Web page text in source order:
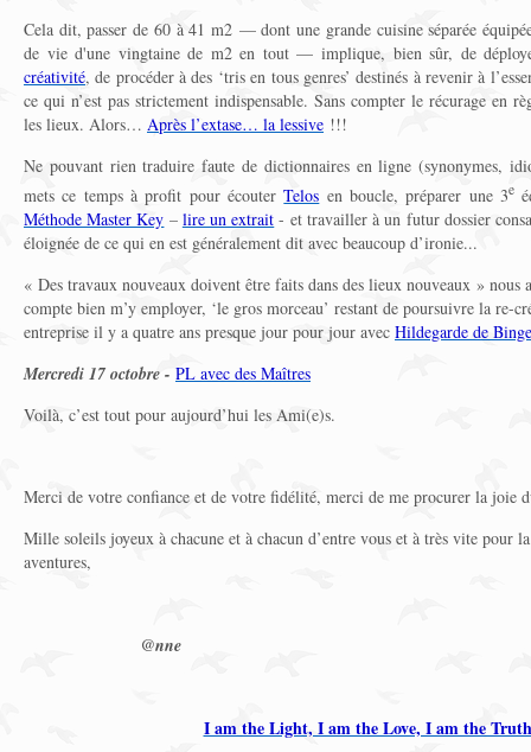
Cela dit, passer de 60 à 41 m2 — dont une grande cuisine séparée
de vie d'une vingtaine de m2 en tout — implique, bien sûr, de
créativité, de procéder à des ‘tris en tous genres’ destinés à revenir à
ce qui n’est pas strictement indispensable. Sans compter le récurage en
les lieux. Alors… Après l’extase… la lessive !!!
Ne pouvant rien traduire faute de dictionnaires en ligne (synonymes,
mets ce temps à profit pour écouterTelos en boucle, préparer une 3e
Méthode Master Key – lire un extrait - et travailler à un futur dossier
éloignée de ce qui en est généralement dit avec beaucoup d’ironie...
« Des travaux nouveaux doivent être faits dans des lieux nouveaux »
compte bien m’y employer, ‘le gros morceau’ restant de poursuivre la re-
entreprise il y a quatre ans presque jour pour jour avec Hildegarde de
Mercredi 17 octobre - PL avec des Maîtres
Voilà, c’est tout pour aujourd’hui les Ami(e)s.
Merci de votre confiance et de votre fidélité, merci de me procurer la joie
Mille soleils joyeux à chacune et à chacun d’entre vous et à très vite pour
aventures,
@nne
I am the Light, I am the Love, I am the